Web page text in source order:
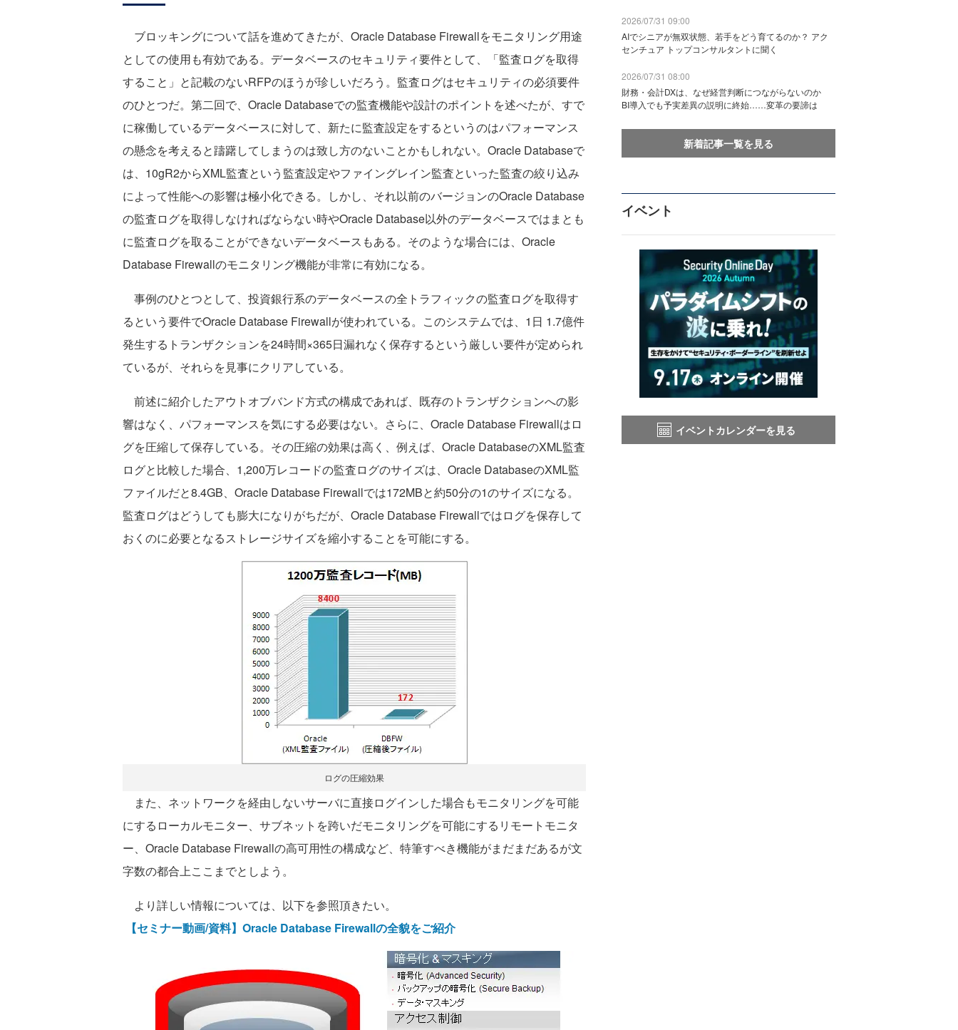
ブロッキングについて話を進めてきたが、Oracle Database Firewallをモニタリング用途
としての使用も有効である。データベースのセキュリティ要件として、「監査ログを取得
すること」と記載のないRFPのほうが珍しいだろう。監査ログはセキュリティの必須要件
のひとつだ。第二回で、Oracle Databaseでの監査機能や設計のポイントを述べたが、すで
に稼働しているデータベースに対して、新たに監査設定をするというのはパフォーマンス
の懸念を考えると躊躇してしまうのは致し方のないことかもしれない。Oracle Databaseで
は、10gR2からXML監査という監査設定やファイングレイン監査といった監査の絞り込み
によって性能への影響は極小化できる。しかし、それ以前のバージョンのOracle Database
の監査ログを取得しなければならない時やOracle Database以外のデータベースではまとも
に監査ログを取ることができないデータベースもある。そのような場合には、Oracle
Database Firewallのモニタリング機能が非常に有効になる。
事例のひとつとして、投資銀行系のデータベースの全トラフィックの監査ログを取得す
るという要件でOracle Database Firewallが使われている。このシステムでは、1日 1.7億件
発生するトランザクションを24時間×365日漏れなく保存するという厳しい要件が定められ
ているが、それらを見事にクリアしている。
前述に紹介したアウトオブバンド方式の構成であれば、既存のトランザクションへの影
響はなく、パフォーマンスを気にする必要はない。さらに、Oracle Database Firewallはロ
グを圧縮して保存している。その圧縮の効果は高く、例えば、Oracle DatabaseのXML監査
ログと比較した場合、1,200万レコードの監査ログのサイズは、Oracle DatabaseのXML監
ファイルだと8.4GB、Oracle Database Firewallでは172MBと約50分の1のサイズになる。
監査ログはどうしても膨大になりがちだが、Oracle Database Firewallではログを保存して
おくのに必要となるストレージサイズを縮小することを可能にする。
ログの圧縮効果
また、ネットワークを経由しないサーバに直接ログインした場合もモニタリングを可能
にするローカルモニター、サブネットを跨いだモニタリングを可能にするリモートモニタ
ー、Oracle Database Firewallの高可用性の構成など、特筆すべき機能がまだまだあるが文
字数の都合上ここまでとしよう。
より詳しい情報については、以下を参照頂きたい。
【セミナー動画/資料】Oracle Database Firewallの全貌をご紹介
2026/07/31 09:00
AIでシニアが無双状態、若手をどう育てるのか？ アク
センチュア トップコンサルタントに聞く
2026/07/31 08:00
財務・会計DXは、なぜ経営判断につながらないのか
BI導入でも予実差異の説明に終始……変革の要諦は
新着記事一覧を見る
イベント
イベントカレンダーを見る